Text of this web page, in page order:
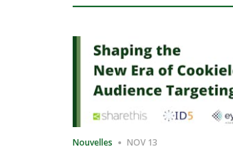
Nouvelles NOV 13